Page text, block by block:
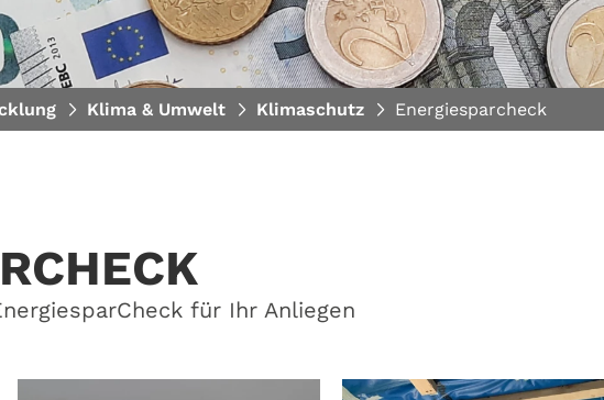
Klima & Umwelt Klimaschutz Energiesparcheck
für Ihr Anliegen